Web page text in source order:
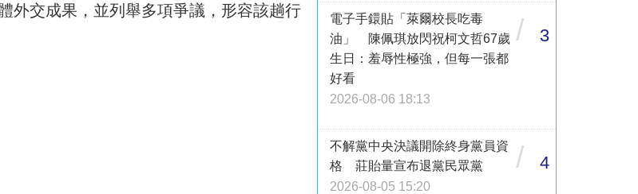
外交成果，並列舉多項爭議，形容該趟行
電子手鐶貼「萊爾校長吃毒
油」 陳佩琪放閃祝柯文哲67歲
生日：羞辱性極強，但每一張都
好看
2026-08-06 18:13
/ 3
不解黨中央決議開除終身黨員資
格 莊貽量宣布退黨民眾黨
2026-08-05 15:20
/ 4